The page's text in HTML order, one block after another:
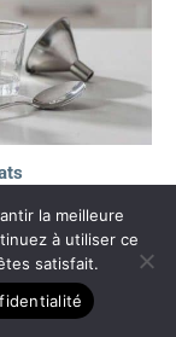
la meilleure
à utiliser ce
satisfait.